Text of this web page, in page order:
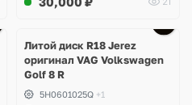
Литой диск R18 Jerez
оригинал VAG Volkswagen
Golf 8 R
5H0601025Q +1